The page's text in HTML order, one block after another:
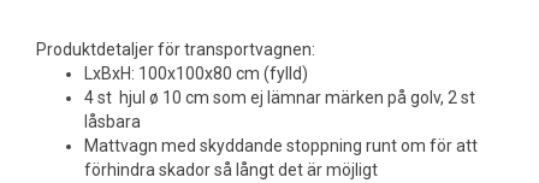
Produktdetaljer för transportvagnen:
LxBxH: 100x100x80 cm (fylld)
4 st hjul ø 10 cm som ej lämnar märken på golv, 2 st
låsbara
Mattvagn med skyddande stoppning runt om för att
förhindra skador så långt det är möjligt